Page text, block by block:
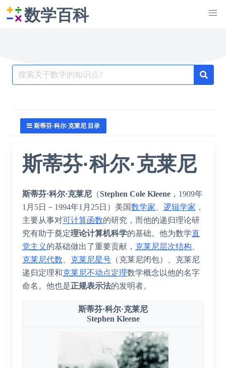
数学百科
Search
for:
斯蒂芬·科尔·克莱尼 目录
斯蒂芬·科尔·克莱尼
斯蒂芬·科尔·克莱尼 （Stephen Cole Kleene ，1909年
1月5日－1994年1月25日）美国数学家 逻辑学家 ，
主要从事对可计算函数的研究，而他的递归理论研
究有助于奠定理论计算机科学的基础。他为数学直
觉主义 的基础做出了重要贡献， 克莱尼层次结构
克莱尼代数
克莱尼星号 （克莱尼闭包）、 克莱尼
递归定理和克莱尼不动点定理数学概念以他的名字
命名。他也是正规表示法的发明者。
斯蒂芬·科尔·克莱尼
Stephen Kleene